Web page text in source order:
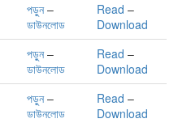
পড়ুন–
ডাউনলোড
Read –
Download
পড়ুন–
ডাউনলোড
Read –
Download
পড়ুন–
ডাউনলোড
Read –
Download